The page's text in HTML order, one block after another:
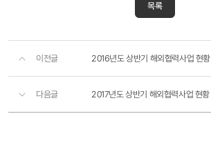
목록
이전글 2016년도 상반기 해외협력사업 현황
다음글 2017년도 상반기 해외협력사업 현황